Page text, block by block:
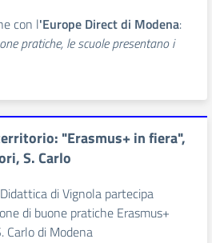
con l'Europe Direct di Modena:
pratiche, le scuole presentano i
"Erasmus+ in fiera",
S. Carlo
di Vignola partecipa
di buone pratiche Erasmus+
Carlo di Modena